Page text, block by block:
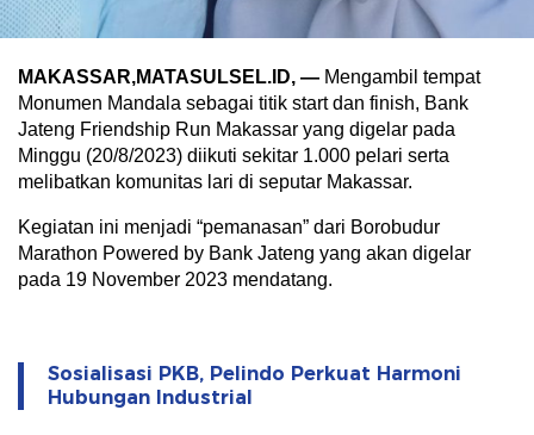
MAKASSAR,MATASULSEL.ID, — Mengambil tempat
Monumen Mandala sebagai titik start dan finish, Bank
Jateng Friendship Run Makassar yang digelar pada
Minggu (20/8/2023) diikuti sekitar 1.000 pelari serta
melibatkan komunitas lari di seputar Makassar.
Kegiatan ini menjadi “pemanasan” dari Borobudur
Marathon Powered by Bank Jateng yang akan digelar
pada 19 November 2023 mendatang.
Sosialisasi PKB, Pelindo Perkuat Harmoni
Hubungan Industrial